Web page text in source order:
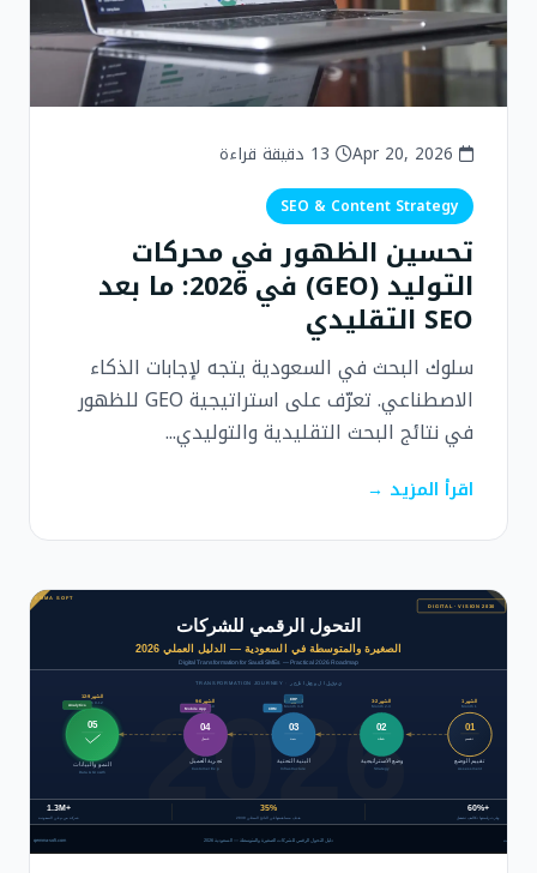
SEO & Content Strategy
تحسين الظهور في محركات
التوليد (GEO) في 2026: ما بعد
SEO التقليدي
سلوك البحث في السعودية يتجه لإجابات الذكاء
الاصطناعي. تعرّف على استراتيجية GEO للظهور
في نتائج البحث التقليدية والتوليدي...
اقرأ المزيد →